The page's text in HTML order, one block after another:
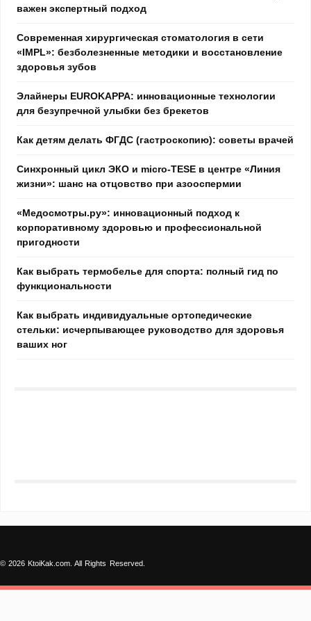
важен экспертный подход
Современная хирургическая стоматология в сети
«IMPL»: безболезненные методики и восстановление
здоровья зубов
Элайнеры EUROKAPPA: инновационные технологии
для безупречной улыбки без брекетов
Как детям делать ФГДС (гастроскопию): советы врачей
Синхронный цикл ЭКО и micro-TESE в центре «Линия
жизни»: шанс на отцовство при азооспермии
«Медосмотры.ру»: инновационный подход к
корпоративному здоровью и профессиональной
пригодности
Как выбрать термобелье для спорта: полный гид по
функциональности
Как выбрать индивидуальные ортопедические
стельки: исчерпывающее руководство для здоровья
ваших ног
© 2026 KtoiKak.com. All Rights Reserved.